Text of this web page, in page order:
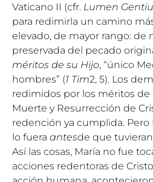
Vaticano II (cfr. Lumen
para redimirla un camino
elevado, de mayor rango: de
preservada del pecado
méritos de su Hijo, “único
hombres” (1 Tim2, 5). Los
redimidos por los méritos de
Muerte y Resurrección de
redención ya cumplida. Pero
lo fuera antesde que
Así las cosas, María no fue
acciones redentoras de